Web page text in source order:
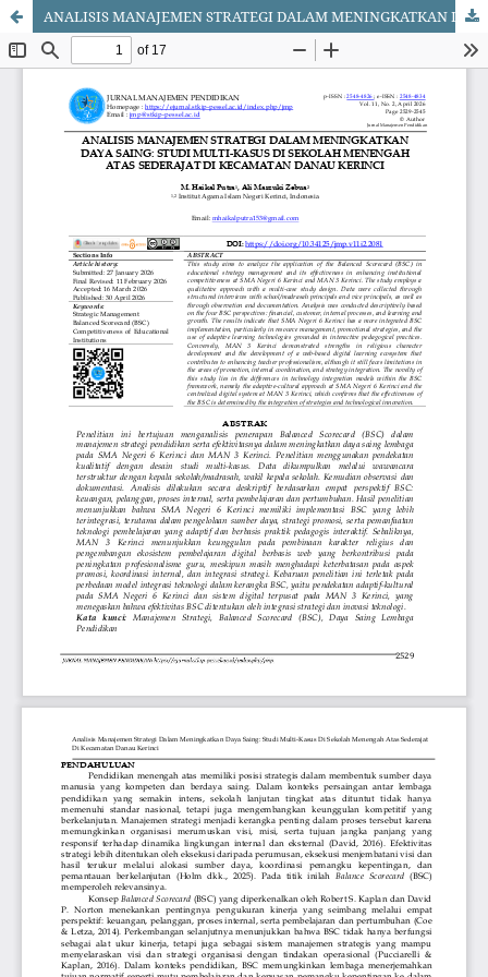
ANALISIS MANAJEMEN STRATEGI DALAM MENINGKATKAN DAYA SAING: STUDI MULTI-KASUS DI SEKOLAH MENENGAH ATAS SEDERAJAT DI KECAMATAN DANAU KERINCI